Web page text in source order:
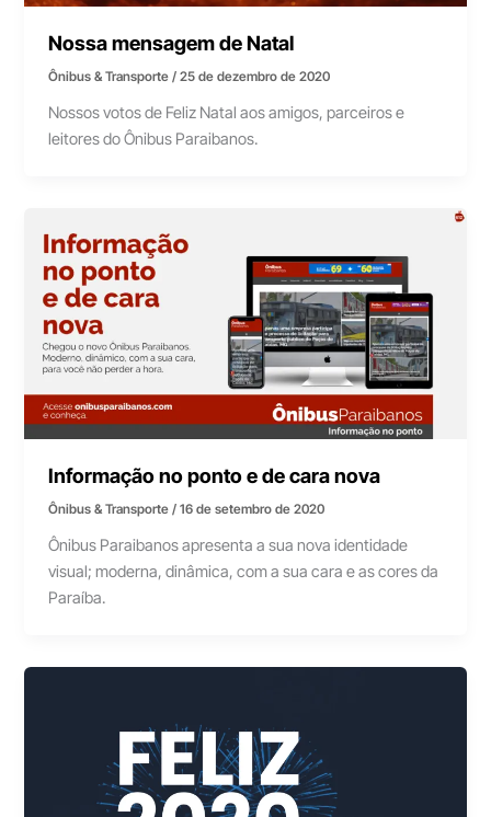
Nossa mensagem de Natal
Ônibus & Transporte/25 de dezembro de 2020
Nossos votos de Feliz Natal aos amigos, parceiros e
leitores do Ônibus Paraibanos.
Informação no ponto e de cara nova
Ônibus & Transporte/16 de setembro de 2020
Ônibus Paraibanos apresenta a sua nova identidade
visual; moderna, dinâmica, com a sua cara e as cores da
Paraíba.